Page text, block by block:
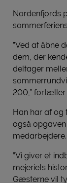
Nordenfjords
”Ved at åbne
dem, der
deltager
200,” fortæller
Han har af og
også
medarbejdere.
”Vi giver et
mejeriets
Gæsterne vil